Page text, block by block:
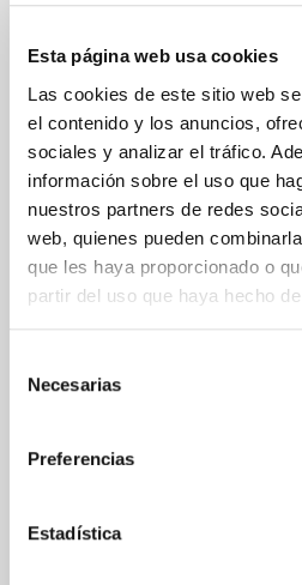
Esta página web usa cookies
Las cookies de este sitio web
el contenido y los anuncios,
sociales y analizar el tráfico.
información sobre el uso que
nuestros partners de redes
web, quienes pueden
que les haya proporcionado o
partir del uso que haya hecho
Necesarias
Preferencias
Estadística
¡Tengo un uñero y
como venimos
Espai de Salut cuenta